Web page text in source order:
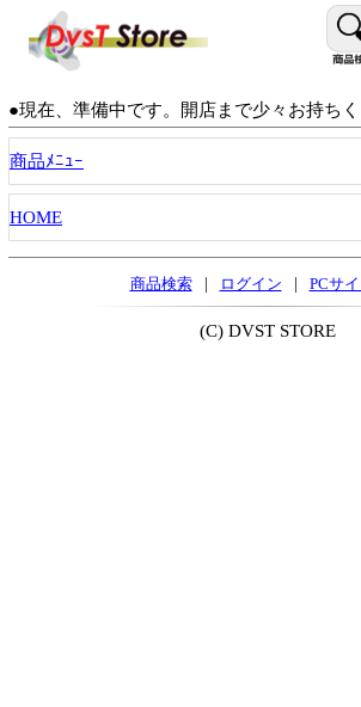
●現在、準備中です。開店まで少々お持ちく
商品ﾒﾆｭｰ
HOME
商品検索 | ログイン | PCサ
(C) DVST STORE